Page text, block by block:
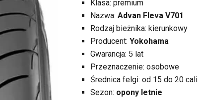
Klasa: premium
Nazwa: Advan Fleva V701
Rodzaj bieżnika: kierunkowy
Producent: Yokohama
Gwarancja: 5 lat
Przeznaczenie: osobowe
Średnica felgi: od 15 do 20 cali
Sezon: opony letnie